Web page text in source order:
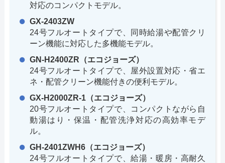
対応のコンパクトモデル。
GX-2403ZW
24号フルオートタイプで、同時給湯や配管クリ
ーン機能に対応した多機能モデル。
GN-H2400ZR（エコジョーズ）
24号フルオートタイプで、屋外設置対応・省エ
ネ・配管クリーン機能付きの便利モデル。
GX-H2000ZR-1（エコジョーズ）
20号フルオートタイプで、コンパクトながら自
動湯はり・保温・配管洗浄対応の高効率モデ
ル。
GH-2401ZWH6（エコジョーズ）
24号フルオートタイプで、給湯・暖房・高耐久